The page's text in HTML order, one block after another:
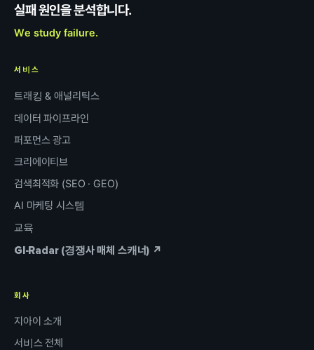
실패 원인을 분석합니다.
We study failure.
서비스
트래킹 & 애널리틱스
데이터 파이프라인
퍼포먼스 광고
크리에이티브
검색최적화 (SEO · GEO)
AI 마케팅 시스템
교육
GI-Radar (경쟁사 매체 스캐너) ↗
회사
지아이 소개
서비스 전체